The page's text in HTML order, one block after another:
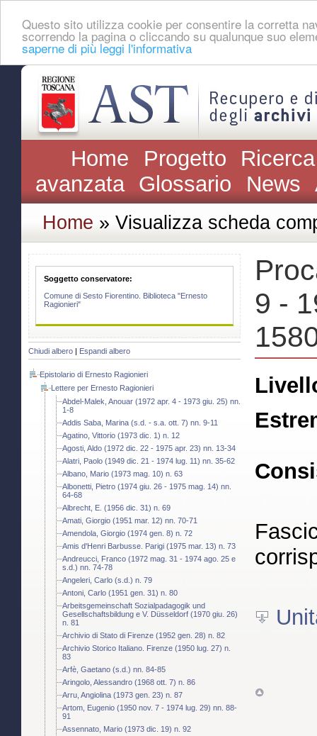
Questo sito utilizza cookie per consentire la corretta
scorrendo la pagina o cliccando su qualunque suo
saperne di più leggi l'informativa
Home Progetto
avanzata Glossario News
Home » Visualizza scheda
Soggetto conservatore:
Comune di Sesto Fiorentino. Biblioteca "Ernesto
Ragionieri"
Chiudi albero | Espandi albero
Epistolario di Ernesto Ragionieri
Lettere per Ernesto Ragionieri
Abdel-Malek, Anouar (1972 apr. 4 - 1973 giu. 25) nn.
1-8
Addis Saba, Marina (s.d. - s.a. ott. 7) nn. 9-11
Agatino, Vittorio (1973 dic. 1) n. 12
Agosti, Aldo (1972 dic. 22 - 1975 apr. 23) nn. 13-34
Alatri, Paolo (1949 dic. 21 - 1974 lug. 11) nn. 35-62
Albano, Mario (1973 mag. 10) n. 63
Albonetti, Pietro (1974 giu. 26 - 1975 mag. 14) nn.
64-68
Albrecht, E. (1956 dic. 31) n. 69
Amati, Giorgio (1951 mar. 12) nn. 70-71
Amendola, Giorgio (1974 gen. 8) n. 72
Amis d'Henri Barbusse. Parigi (1975 mar. 13) n. 73
Andreucci, Franco (1972 mag. 31 - 1974 ago. 25 e
s.d.) nn. 74-78
Angeleri, Carlo (s.d.) n. 79
Antoni, Carlo (1951 gen. 31) n. 80
Arbeitsgemeinschaft Sozialpadagogik und
Gesellschaftsbildung e V. Düsseldorf (1970 giu. 26)
n. 81
Archivio di Stato di Firenze (1952 gen. 28) n. 82
Archivio Storico Italiano. Firenze (1950 lug. 27) n.
83
Arfè, Gaetano (s.d.) nn. 84-85
Aringolo, Alessandro (1968 ott. 7) n. 86
Arru, Angiolina (1973 gen. 23) n. 87
Artom, Eugenio (1950 nov. 7 - 1974 lug. 29) nn. 88-
91
Assennato, Mario (1973 dic. 19) n. 92
9 -